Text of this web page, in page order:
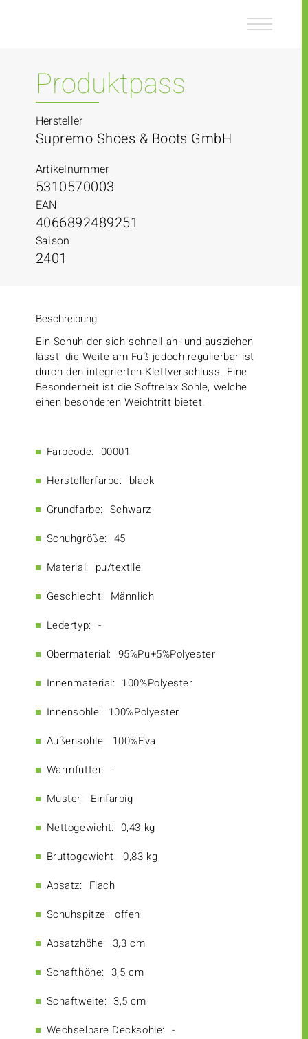
Produktpass
Hersteller
Supremo Shoes & Boots GmbH
Artikelnummer
5310570003
EAN
4066892489251
Saison
2401
Beschreibung
Ein Schuh der sich schnell an- und ausziehen
lässt; die Weite am Fuß jedoch regulierbar ist
durch den integrierten Klettverschluss. Eine
Besonderheit ist die Softrelax Sohle, welche
einen besonderen Weichtritt bietet.
Farbcode: 00001
Herstellerfarbe: black
Grundfarbe: Schwarz
Schuhgröße: 45
Material: pu/textile
Geschlecht: Männlich
Ledertyp: -
Obermaterial: 95%Pu+5%Polyester
Innenmaterial: 100%Polyester
Innensohle: 100%Polyester
Außensohle: 100%Eva
Warmfutter: -
Muster: Einfarbig
Nettogewicht: 0,43 kg
Bruttogewicht: 0,83 kg
Absatz: Flach
Schuhspitze: offen
Absatzhöhe: 3,3 cm
Schafthöhe: 3,5 cm
Schaftweite: 3,5 cm
Wechselbare Decksohle: -